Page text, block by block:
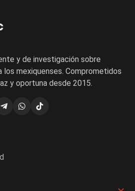
y de investigación sobre
los mexiquenses. Comprometidos
y oportuna desde 2015.